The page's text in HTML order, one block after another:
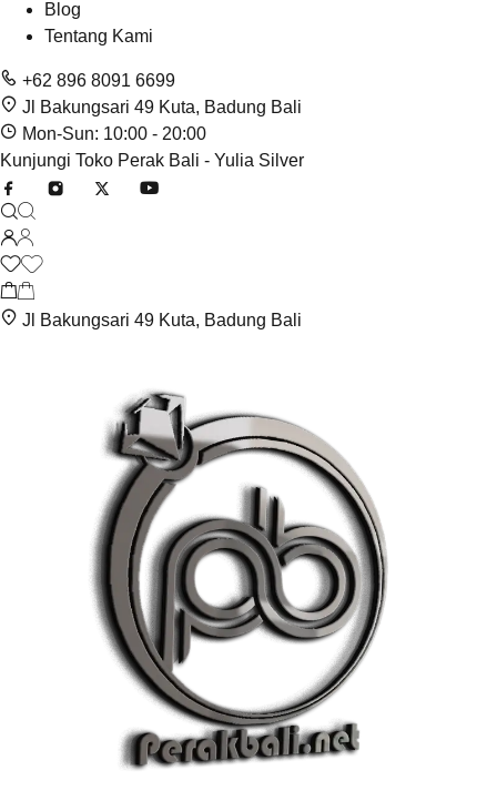
Blog
Tentang Kami
+62 896 8091 6699
Jl Bakungsari 49 Kuta, Badung Bali
Mon-Sun: 10:00 - 20:00
Kunjungi Toko Perak Bali - Yulia Silver
Jl Bakungsari 49 Kuta, Badung Bali